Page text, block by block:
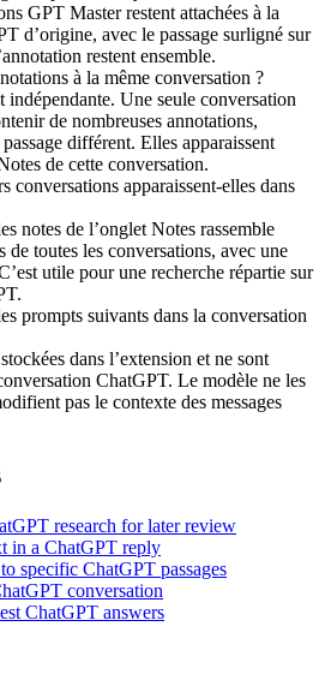
GPT Master restent attachées à la
d’origine, avec le passage surligné sur
restent ensemble.
à la même conversation ?
indépendante. Une seule conversation
de nombreuses annotations,
différent. Elles apparaissent
de cette conversation.
conversations apparaissent-elles dans
notes de l’onglet Notes rassemble
de toutes les conversations, avec une
utile pour une recherche répartie sur
prompts suivants dans la conversation
dans l’extension et ne sont
ChatGPT. Le modèle ne les
pas le contexte des messages
research for later review
in a ChatGPT reply
specific ChatGPT passages
conversation
ChatGPT answers